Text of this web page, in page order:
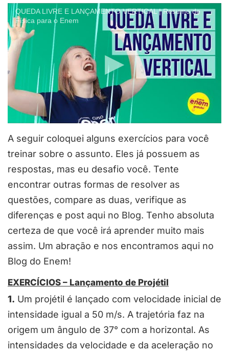
QUEDA LIVRE E LANÇAMENTO VERTICAL | Resumo de
Física para o Enem
A seguir coloquei alguns exercícios para você
treinar sobre o assunto. Eles já possuem as
respostas, mas eu desafio você. Tente
encontrar outras formas de resolver as
questões, compare as duas, verifique as
diferenças e post aqui no Blog. Tenho absoluta
certeza de que você irá aprender muito mais
assim. Um abração e nos encontramos aqui no
Blog do Enem!
EXERCÍCIOS – Lançamento de Projétil
1. Um projétil é lançado com velocidade inicial de
intensidade igual a 50 m/s. A trajetória faz na
origem um ângulo de 37° com a horizontal. As
intensidades da velocidade e da aceleração no